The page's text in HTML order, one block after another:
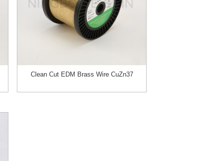
Clean Cut EDM Brass Wire CuZn37